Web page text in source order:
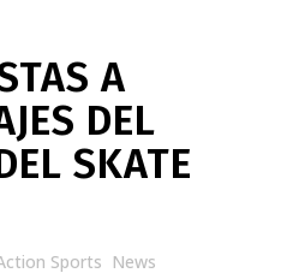
A
DEL
SKATE
Sports News